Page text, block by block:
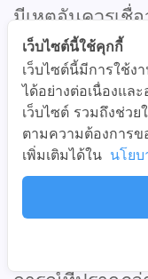
มีเหตุอันควรเชื่
กับลายมือชื่ออิเ
กับลายมือชื่ออิ
เมื่อ
ก เจ้
ว่าข้อมูลสำหรับ
อิเล็กทรอนิกส์
ถูกเปิดเผยโดย
เว็บไซต์นี้ใช้คุกกี้
เว็บไซต์นี้มีการใช้ง
ได้อย่างต่อเนื่องแล
เว็บไซต์ รวมถึงช่วย
ตามความต้องการข
เพิ่มเติมได้ใน นโยบ